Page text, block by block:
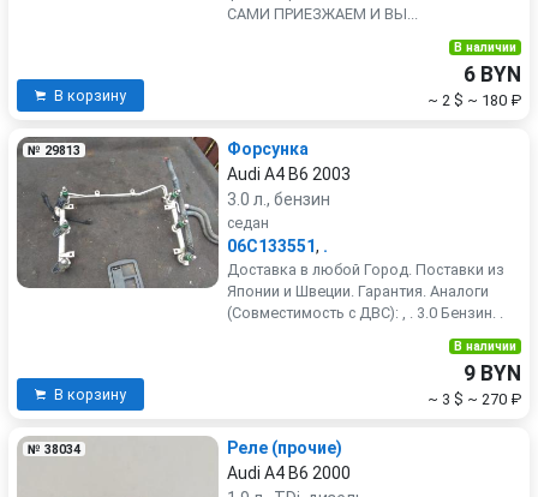
САМИ ПРИЕЗЖАЕМ И ВЫ...
В корзину
В наличии
6 BYN
~ 2 $ ~ 180 ₽
№ 29813
Форсунка
Audi A4 B6 2003
3.0 л., бензин
седан
06C133551, .
Доставка в любой Город. Поставки из
Японии и Швеции. Гарантия. Аналоги
(Совместимость с ДВС): , . 3.0 Бензин. .
В корзину
В наличии
9 BYN
~ 3 $ ~ 270 ₽
№ 38034
Реле (прочие)
Audi A4 B6 2000